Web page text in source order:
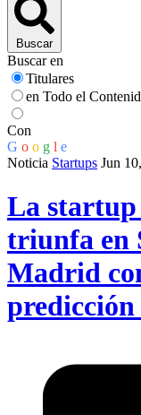
Buscar
Buscar en
Titulares
en Todo el
Con
G o o g l e
Noticia Startups Jun
La
triunfa en
Madrid